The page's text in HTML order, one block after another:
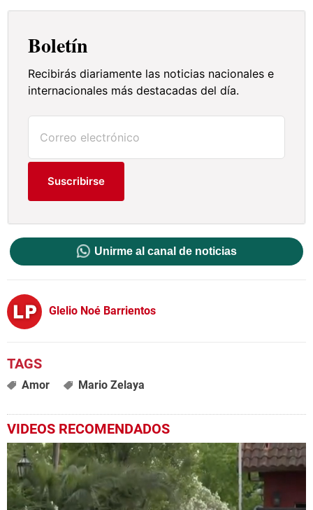
Boletín
Recibirás diariamente las noticias nacionales e
internacionales más destacadas del día.
Suscribirse
Unirme al canal de noticias
Glelio Noé Barrientos
Amor Mario Zelaya
VIDEOS RECOMENDADOS